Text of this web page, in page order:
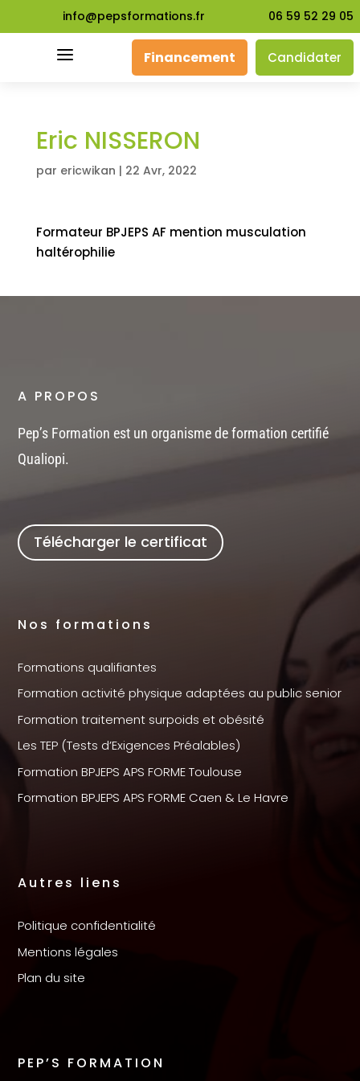
info@pepsformations.fr 06 59 52 29 05
a Financement Candidater
Eric NISSERON
par ericwikan | 22 Avr, 2022
Formateur BPJEPS AF mention musculation
haltérophilie
A PROPOS
Pep’s Formation est un organisme de formation certifié
Qualiopi.
Télécharger le certificat
Nos formations
Formations qualifiantes
Formation activité physique adaptées au public senior
Formation traitement surpoids et obésité
Les TEP (Tests d’Exigences Préalables)
Formation BPJEPS APS FORME Toulouse
Formation BPJEPS APS FORME Caen & Le Havre
Autres liens
Politique confidentialité
Mentions légales
Plan du site
PEP’S FORMATION